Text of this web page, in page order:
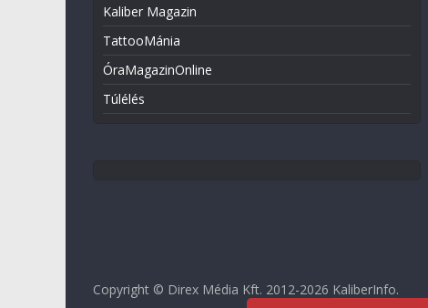
Kaliber Magazin
TattooMánia
ÓraMagazinOnline
Túlélés
Copyright © Direx Média Kft. 2012-2026 KaliberInfo.